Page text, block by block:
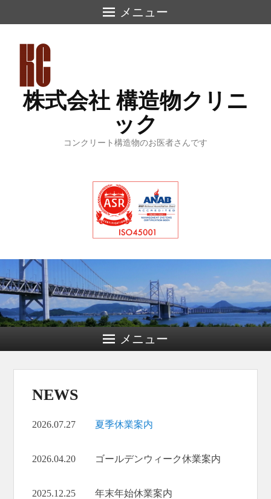
メニュー
株式会社 構造物クリニ
ック
コンクリート構造物のお医者さんです
メニュー
NEWS
2026.07.27 夏季休業案内
2026.04.20 ゴールデンウィーク休業案内
2025.12.25 年末年始休業案内